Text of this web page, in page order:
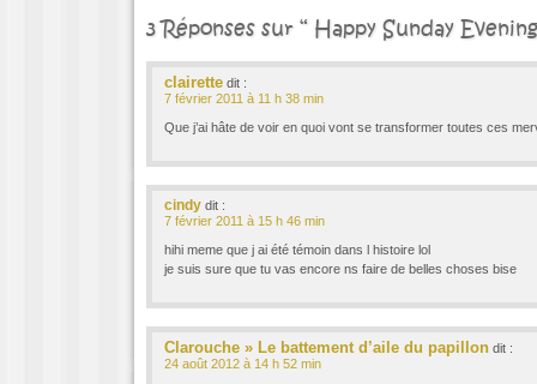
3 Réponses sur “ Happy Sunday
clairette dit :
7 février 2011 à 11 h 38 min
Que j’ai hâte de voir en quoi vont se transformer toutes ces
cindy dit :
7 février 2011 à 15 h 46 min
hihi meme que j ai été témoin dans l histoire lol
je suis sure que tu vas encore ns faire de belles choses bise
Clarouche » Le battement d’aile du papillon dit :
24 août 2012 à 14 h 52 min